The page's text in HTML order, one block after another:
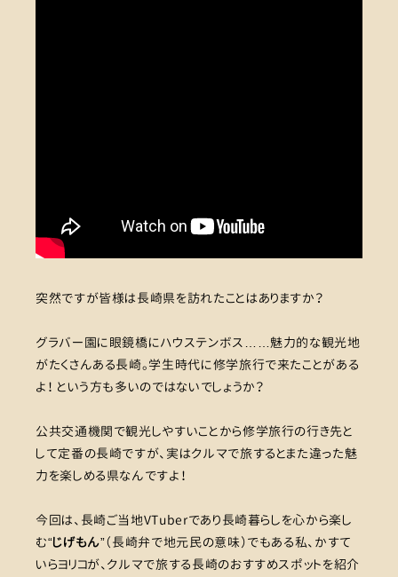
突然ですが皆様は長崎県を訪れたことはありますか？
グラバー園に眼鏡橋にハウステンボス……魅力的な観光地
がたくさんある長崎。学生時代に修学旅行で来たことがある
よ！ という方も多いのではないでしょうか？
公共交通機関で観光しやすいことから修学旅行の行き先と
して定番の長崎ですが、実はクルマで旅するとまた違った魅
力を楽しめる県なんですよ！
今回は、長崎ご当地VTuberであり長崎暮らしを心から楽し
む“じげもん”（長崎弁で地元民の意味）でもある私、かすて
いらヨリコが、クルマで旅する長崎のおすすめスポットを紹介